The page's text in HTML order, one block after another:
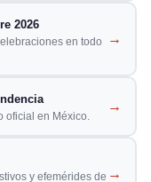
2026
en todo
→
oficial en México.
→
y efemérides de →